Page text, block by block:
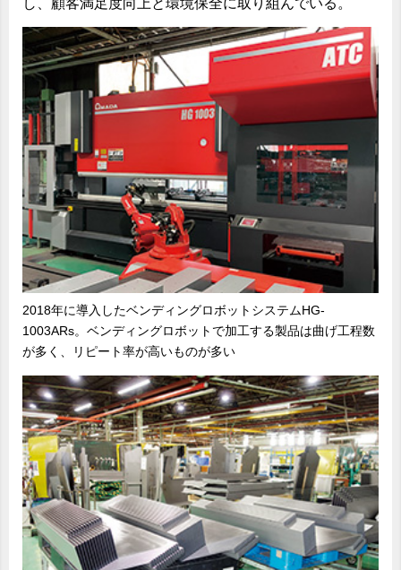
2018年に導入したベンディングロボットシステムHG-
1003ARs。ベンディングロボットで加工する製品は曲げ工程数
が多く、リピート率が高いものが多い